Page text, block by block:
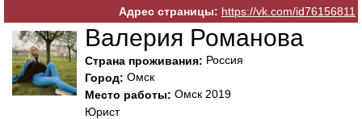
Адрес страницы: https://vk.com/id76156811
Валерия Романова
Страна проживания: Россия
Город: Омск
Место работы: Омск 2019
Юрист